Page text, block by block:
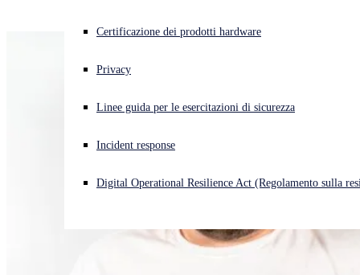
Cyberattacco in corso? Ottieni assistenza immediata
Open language switcher
Certificazione dei prodotti hardware
Privacy
Linee guida per le esercitazioni di sicurezza
Incident response
Digital Operational Resilience Act (Regolamento sulla